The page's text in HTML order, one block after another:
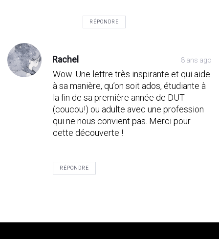
RÉPONDRE
Rachel 8 ans ago
Wow. Une lettre très inspirante et qui aide
à sa manière, qu’on soit ados, étudiante à
la fin de sa première année de DUT
(coucou!) ou adulte avec une profession
qui ne nous convient pas. Merci pour
cette découverte !
RÉPONDRE